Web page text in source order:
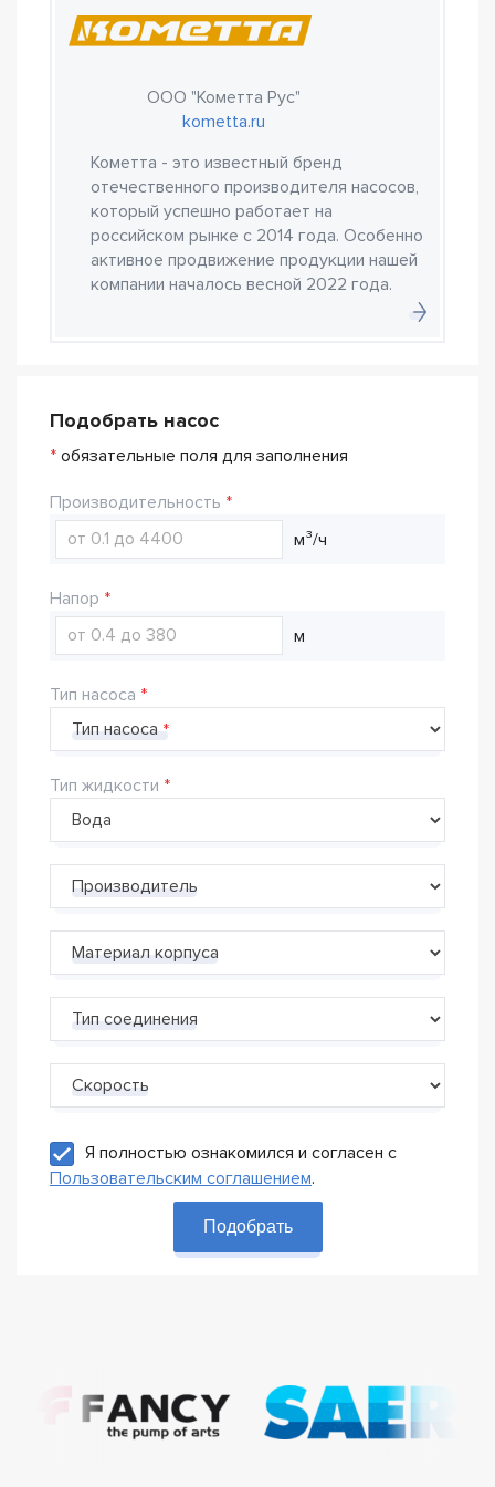
ООО "Кометта Рус"
kometta.ru
Кометта - это известный бренд
отечественного производителя насосов,
который успешно работает на
российском рынке с 2014 года. Особенно
активное продвижение продукции нашей
компании началось весной 2022 года.
Подобрать насос
* обязательные поля для заполнения
Производительность
м³/ч
Напор
м
Тип насоса
Тип насоса
Тип жидкости
Производитель
Материал корпуса
Тип соединения
Скорость
Я полностью ознакомился и согласен с
Пользовательским соглашением.
Подобрать